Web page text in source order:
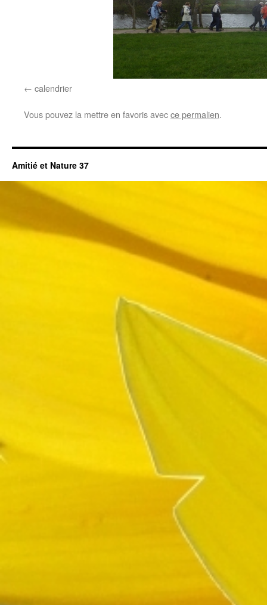
calendrier
Vous pouvez la mettre en favoris avecce permalien.
Amitié et Nature 37